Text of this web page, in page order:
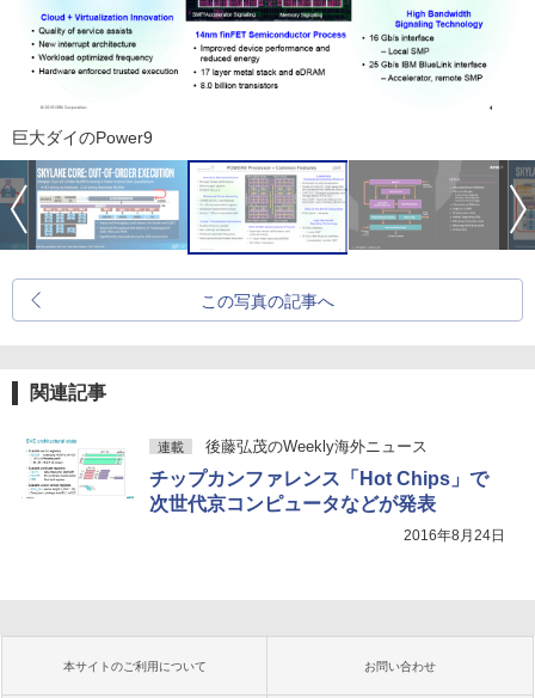
巨大ダイのPower9
この写真の記事へ
関連記事
連載 後藤弘茂のWeekly海外ニュース
チップカンファレンス「Hot Chips」で
次世代京コンピュータなどが発表
2016年8月24日
本サイトのご利用について お問い合わせ